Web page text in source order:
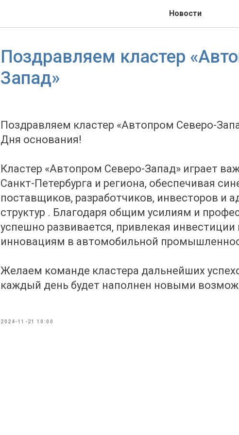
Новости
Поздравляем кластер
Запад»
Поздравляем кластер «Автопром Северо-
Дня основания!
Кластер «Автопром Северо-Запад» играет
Санкт-Петербурга и региона, обеспечивая
поставщиков, разработчиков, инвесторов и
структур . Благодаря общим усилиям и
успешно развивается, привлекая инвестиции
инновациям в автомобильной
Желаем команде кластера дальнейших
каждый день будет наполнен новыми
2024-11-21 10:00